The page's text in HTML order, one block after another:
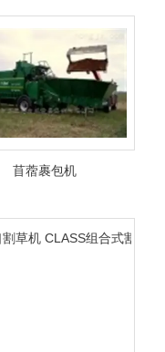
苜蓿裹包机